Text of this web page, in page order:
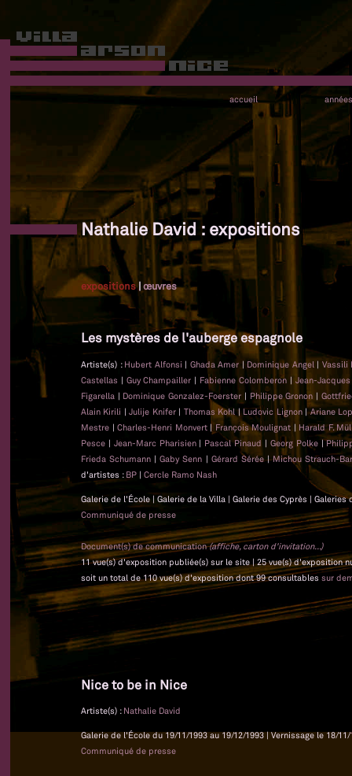
accueil années
Nathalie David : expositions
expositions|œuvres
Les mystères de l'auberge espagnole
Artiste(s) : Hubert Alfonsi | Ghada Amer | Dominique Angel | Vassili
Castellas | Guy Champailler | Fabienne Colomberon | Jean-
Figarella | Dominique Gonzalez-Foerster | Philippe Gronon |
Alain Kirili |Julije Knifer | Thomas Kohl| Ludovic Lignon |Ariane
Mestre | Charles-Henri Monvert | François Moulignat | Harald F.
Pesce | Jean-Marc Pharisien | Pascal Pinaud | Georg Polke |
Frieda Schumann |Gaby Senn | Gérard Sérée|Michou Strauch-
d'artistes : BP | Cercle Ramo Nash
Galerie de l'École | Galerie de la Villa | Galerie des Cyprès |
Communiqué de presse
Document(s) de communication(affiche, carton d'invitation...)
11 vue(s) d'exposition publiée(s) sur le site | 25 vue(s) d'exposition
soit un total de 110 vue(s) d'exposition dont 99 consultables sur
Nice to be in Nice
Artiste(s) : Nathalie David
Galerie de l'École du 19/11/1993 au 19/12/1993 | Vernissage le 18/11/
Communiqué de presse